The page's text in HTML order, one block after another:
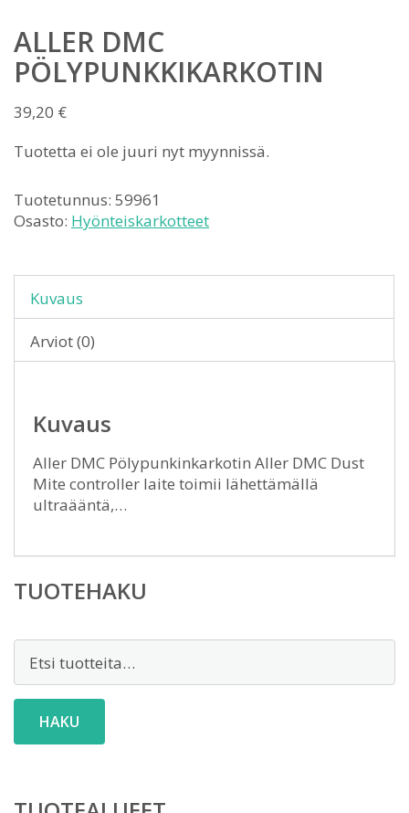
ALLER DMC
PÖLYPUNKKIKARKOTIN
39,20 €
Tuotetta ei ole juuri nyt myynnissä.
Tuotetunnus: 59961
Osasto: Hyönteiskarkotteet
Kuvaus
Arviot (0)
Kuvaus
Aller DMC Pölypunkinkarkotin Aller DMC Dust
Mite controller laite toimii lähettämällä
ultraääntä,…
TUOTEHAKU
HAKU